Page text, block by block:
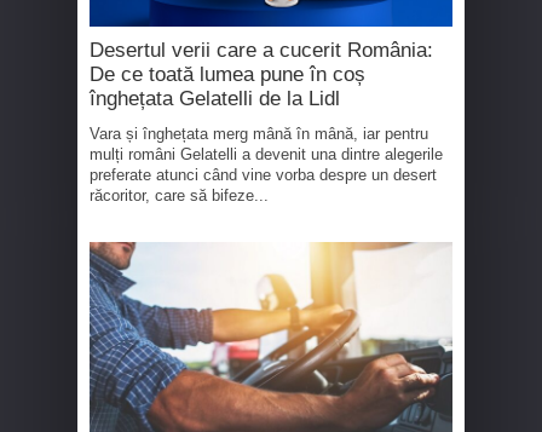
Desertul verii care a cucerit România:
De ce toată lumea pune în coș
înghețata Gelatelli de la Lidl
Vara și înghețata merg mână în mână, iar pentru
mulți români Gelatelli a devenit una dintre alegerile
preferate atunci când vine vorba despre un desert
răcoritor, care să bifeze...